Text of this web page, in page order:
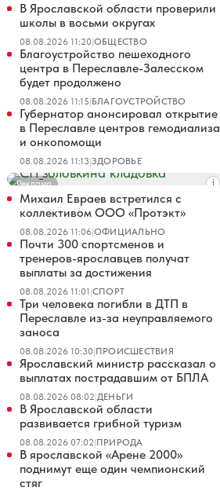
В Ярославской области проверили
школы в восьми округах
08.08.2026 11:20|ОБЩЕСТВО
Благоустройство пешеходного
центра в Переславле-Залесском
будет продолжено
08.08.2026 11:15|БЛАГОУСТРОЙСТВО
Губернатор анонсировал открытие
в Переславле центров гемодиализа
и онкопомощи
08.08.2026 11:13|ЗДОРОВЬЕ
Реклама
Михаил Евраев встретился с
коллективом ООО «Протэкт»
08.08.2026 11:06|ОФИЦИАЛЬНО
Почти 300 спортсменов и
тренеров-ярославцев получат
выплаты за достижения
08.08.2026 11:01|СПОРТ
Три человека погибли в ДТП в
Переславле из-за неуправляемого
заноса
08.08.2026 10:30|ПРОИСШЕСТВИЯ
Ярославский министр рассказал о
выплатах пострадавшим от БПЛА
08.08.2026 08:02|ДЕНЬГИ
В Ярославской области
развивается грибной туризм
08.08.2026 07:02|ПРИРОДА
В ярославской «Арене 2000»
поднимут еще один чемпионский
стяг